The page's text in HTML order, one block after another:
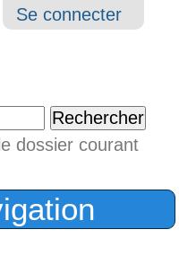
Outils
Se connecter
dossier courant